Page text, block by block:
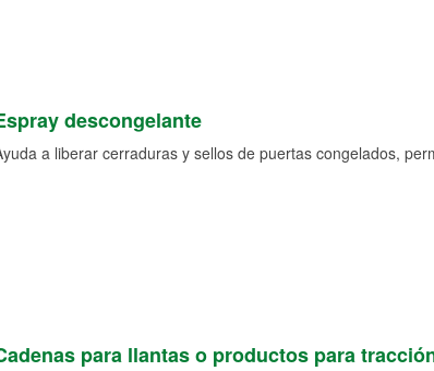
descongelante
a liberar cerraduras y sellos de puertas congelados,
para llantas o productos para